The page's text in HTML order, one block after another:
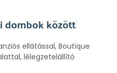
dombok között
ellátással, Boutique
lélegzetelállító